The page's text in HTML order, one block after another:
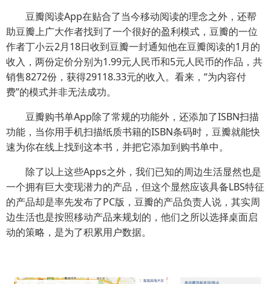
豆瓣阅读App在贴合了当今移动阅读的理念之外，还帮
助豆瓣上广大作者找到了一个很好的盈利模式，豆瓣的一位
作者丁小云2月18日收到豆瓣一封通知他在豆瓣阅读的1月的
收入，两份定价分别为1.99元人民币和5元人民币的作品，共
销售8272份，获得29118.33元的收入。看来，“为内容付
费”的模式并非无法成功。
豆瓣购书单App除了常规的功能外，还添加了ISBN扫描
功能，当你用手机扫描纸质书籍的ISBN条码时，豆瓣就能快
速为你在线上找到这本书，并把它添加到购书单中。
除了以上这些Apps之外，我们已知的周边生活显然也是
一个拥有巨大变现潜力的产品，但这个显然应该具备LBS特征
的产品却是率先发布了PC版，豆瓣的产品负责人说，其实周
边生活也是按照移动产品来规划的，他们之所以选择桌面启
动的策略，是为了积累用户数据。